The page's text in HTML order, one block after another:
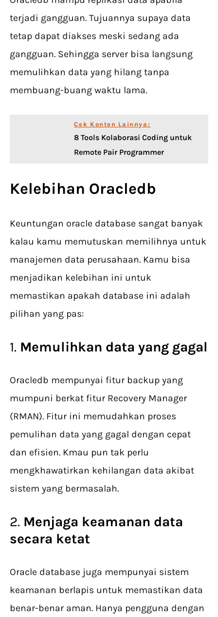
terjadi gangguan. Tujuannya supaya data
tetap dapat diakses meski sedang ada
gangguan. Sehingga server bisa langsung
memulihkan data yang hilang tanpa
membuang-buang waktu lama.
Cek Konten Lainnya:
8 Tools Kolaborasi Coding untuk
Remote Pair Programmer
Kelebihan Oracledb
Keuntungan oracle database sangat banyak
kalau kamu memutuskan memilihnya untuk
manajemen data perusahaan. Kamu bisa
menjadikan kelebihan ini untuk
memastikan apakah database ini adalah
pilihan yang pas:
1. Memulihkan data yang gagal
Oracledb mempunyai fitur backup yang
mumpuni berkat fitur Recovery Manager
(RMAN). Fitur ini memudahkan proses
pemulihan data yang gagal dengan cepat
dan efisien. Kmau pun tak perlu
mengkhawatirkan kehilangan data akibat
sistem yang bermasalah.
2. Menjaga keamanan data
secara ketat
Oracle database juga mempunyai sistem
keamanan berlapis untuk memastikan data
benar-benar aman. Hanya pengguna dengan